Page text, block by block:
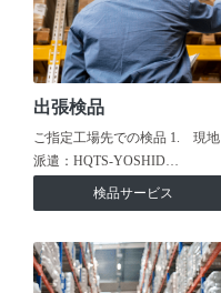
出張検品
ご指定工場先での検品 1. 現地
派遣：HQTS-YOSHID…
検品サービス